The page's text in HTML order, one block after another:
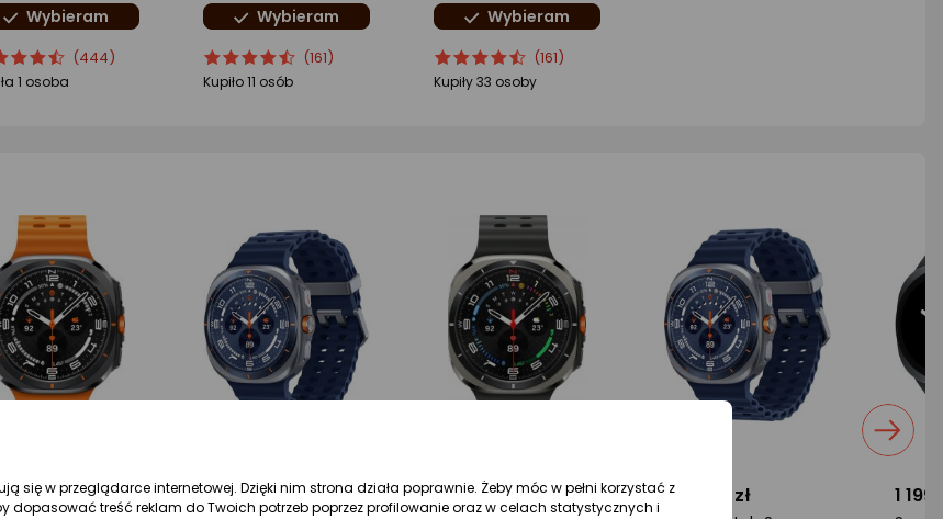
Wybieram
(444)
1 osoba
Wybieram
ocena
produktu
Ocena
produktu
(161)
Kupiło 11 osób
Wybieram
ocena
produktu
Ocena
produktu
(161)
Kupiły 33 osoby
zł 1 499 zł 1 666,46 zł 1 512,99 zł 1 199
się w przeglądarce internetowej. Dzięki nim strona działa poprawnie. Żeby móc w pełni korzystać z
dopasować treść reklam do Twoich potrzeb poprzez profilowanie oraz w celach statystycznych i